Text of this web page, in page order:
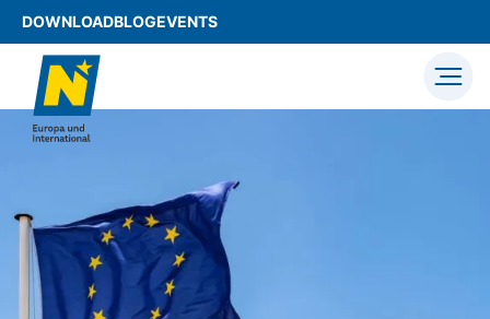
DOWNLOADBLOGEVENTS